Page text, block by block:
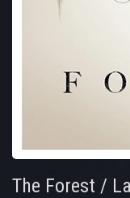
The Forest /